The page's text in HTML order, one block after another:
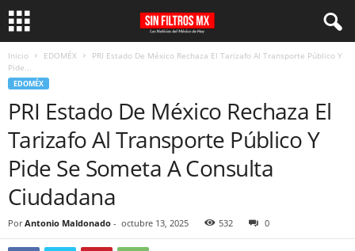
Inicio EDOMÉX
PRI Estado De México Rechaza El Tarizafo Al Transporte Público Y
Pide...
EDOMÉX
PRI Estado De México Rechaza El
Tarizafo Al Transporte Público Y
Pide Se Someta A Consulta
Ciudadana
Por Antonio Maldonado - octubre 13, 2025 532 0